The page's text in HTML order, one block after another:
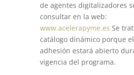
de agentes digitalizadores
consultar en la web:
www.acelerapyme.es Se
catálogo dinámico porque
adhesión estará abierto
vigencia del programa.